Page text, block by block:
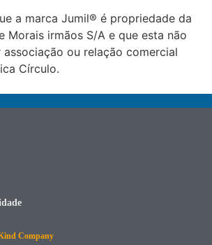
a marca Jumil® é propriedade da
Morais irmãos S/A e que esta não
associação ou relação comercial
Círculo.
Company